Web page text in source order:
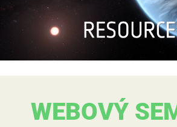
WEBOVÝ